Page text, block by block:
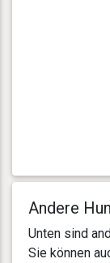
Andere
Unten sind
Sie können